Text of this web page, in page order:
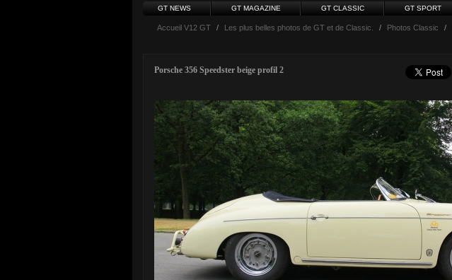
GT NEWS GT MAGAZINE GT CLASSIC GT SPORT
Accueil V12 GT / Les plus belles photos de GT et de Classic. / Photos Classic /
Porsche 356 Speedster beige profil 2